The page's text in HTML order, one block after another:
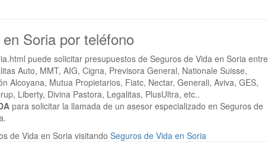
Soria por teléfono
puede solicitar presupuestos de Seguros de Vida en Soria entre
Auto, MMT, AIG, Cigna, Previsora General, Nationale Suisse,
Alcoyana, Mutua Propietarios, Fiatc, Nectar, Generali, Aviva, GES,
Liberty, Divina Pastora, Legalitas, PlusUltra, etc..
para solicitar la llamada de un asesor especializado en Seguros de
de Vida en Soria visitando Seguros de Vida en Soria